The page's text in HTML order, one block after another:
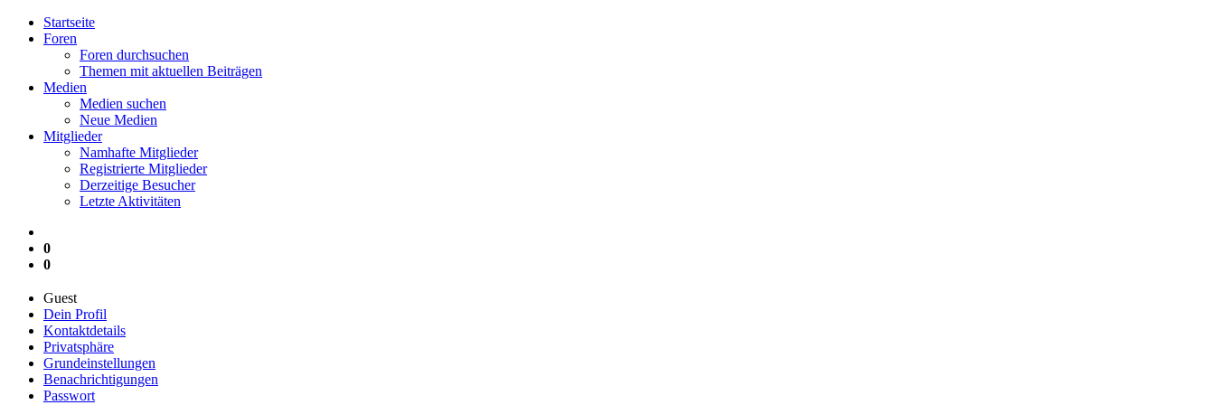
Startseite
Foren
Foren durchsuchen
Themen mit aktuellen Beiträgen
Medien
Medien suchen
Neue Medien
Mitglieder
Namhafte Mitglieder
Registrierte Mitglieder
Derzeitige Besucher
Letzte Aktivitäten
0
0
Guest
Dein Profil
Kontaktdetails
Privatsphäre
Grundeinstellungen
Benachrichtigungen
Passwort